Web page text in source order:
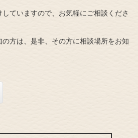
ていますので、お気軽にご相談くださ
方は、是非、その方に相談場所をお知